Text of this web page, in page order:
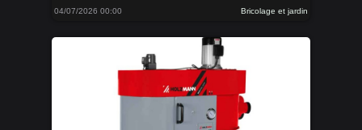
04/07/2026 00:00 Bricolage et jardin